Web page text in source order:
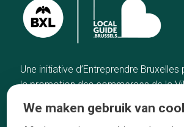
Une initiative d’Entreprendre Bruxelles
la promotion des commerces de la
Home
De
We maken gebruik van